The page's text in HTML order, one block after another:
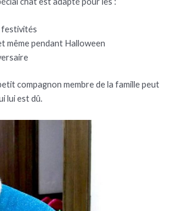
festivités
même pendant Halloween
compagnon membre de la famille peut
lui est dû.